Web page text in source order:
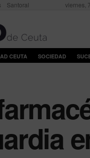
Santoral viernes,
AD CEUTA SOCIEDAD